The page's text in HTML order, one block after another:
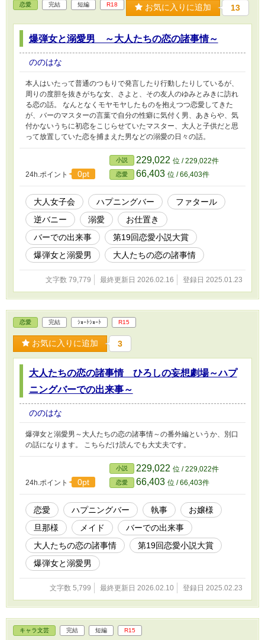
恋愛 完結 短編 R18 お気に入りに追加 13
爆弾女と溺愛男 ～大人たちの恋の諸事情～
ののはな
本人はいたって普通のつもりで発言したり行動したりしているが、
周りの度胆を抜きがちな女、さよと、その友人のゆみとみきに訪れ
る恋の話。 なんとなくモヤモヤしたものを抱えつつ恋愛してきた
が、バーのマスターの言葉で自分の性癖に気付く男、あきらや、気
付かないうちに初恋をこじらせていたマスター、大人と子供だと思
って放置していた恋を捕まえた男などの溺愛の日々の話。
24h.ポイント 0pt
小説 229,022 位 / 229,022件
恋愛 66,403 位 / 66,403件
大人女子会 ハプニングバー
ファタール
逆バニー
溺愛
お仕置き
バーでの出来事
第19回恋愛小説大賞
爆弾女と溺愛男
大人たちの恋の諸事情
文字数 79,779 最終更新日 2026.02.16 登録日 2025.01.23
恋愛 完結 ｼｮｰﾄｼｮｰﾄ R15
お気に入りに追加 3
大人たちの恋の諸事情 ひろしの妄想劇場～ハプ
ニングバーでの出来事～
ののはな
爆弾女と溺愛男～大人たちの恋の諸事情～の番外編というか、別口
の話になります。 こちらだけ読んでも大丈夫です。
24h.ポイント 0pt
小説 229,022 位 / 229,022件
恋愛 66,403 位 / 66,403件
恋愛 ハプニングバー 執事
お嬢様
旦那様
メイド
バーでの出来事
大人たちの恋の諸事情
第19回恋愛小説大賞
爆弾女と溺愛男
文字数 5,799 最終更新日 2026.02.10 登録日 2025.02.23
キャラ文芸 完結 短編 R15